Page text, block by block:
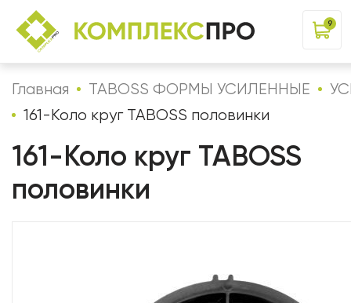
9
Главная TABOSS ФОРМЫ УСИЛЕННЫЕ
161-Коло круг TABOSS половинки
161-Коло круг TABOSS
половинки